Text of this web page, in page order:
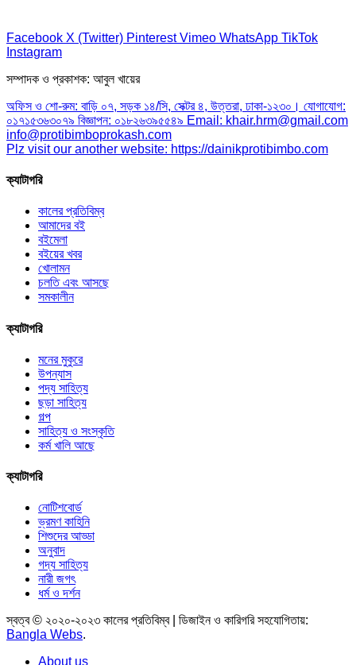
Facebook X (Twitter) Pinterest Vimeo WhatsApp TikTok
Instagram
সম্পাদক ও প্রকাশক: আবুল খায়ের
অফিস ও শো-রুম: বাড়ি ০৭, সড়ক ১৪/সি, সেক্টর ৪, উত্তরা, ঢাকা-১২৩০। যোগাযোগ:
০১৭১৫৩৬৩০৭৯ বিজ্ঞাপন: ০১৮২৬৩৯৫৫৪৯ Email: khair.hrm@gmail.com
info@protibimboprokash.com
Plz visit our another website: https://dainikprotibimbo.com
ক্যাটাগরি
কালের প্রতিবিম্ব
আমাদের বই
বইমেলা
বইয়ের খবর
খোলামন
চলতি এবং আসছে
সমকালীন
ক্যাটাগরি
মনের মুকুরে
উপন্যাস
পদ্য সাহিত্য
ছড়া সাহিত্য
গল্প
সাহিত্য ও সংস্কৃতি
কর্ম খালি আছে
ক্যাটাগরি
নোটিশবোর্ড
ভ্রমণ কাহিনি
শিশুদের আড্ডা
অনুবাদ
গদ্য সাহিত্য
নারী জগৎ
ধর্ম ও দর্শন
স্বত্ব © ২০২০-২০২৩ কালের প্রতিবিম্ব | ডিজাইন ও কারিগরি সহযোগিতায়:
Bangla Webs.
About us